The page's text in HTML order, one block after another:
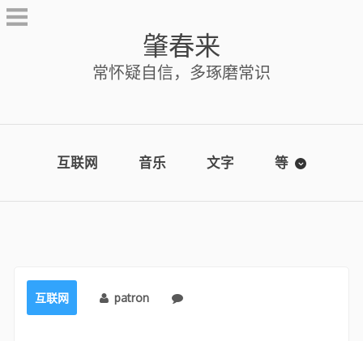
Skip
to
肇春来
常怀疑自信，多琢磨常识
互联网 音乐 文字 等
互联网 patron